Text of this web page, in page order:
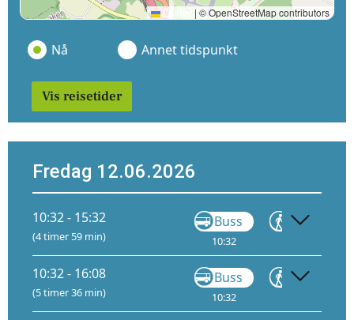
Leaflet | © OpenStreetMap contributors
Nå Annet tidspunkt
Vis reisetider
Fredag 12.06.2026
10:32 - 15:32
(4 timer 59 min)
Buss
10:32
Gå
10:32 - 16:08
(5 timer 36 min)
Buss
10:32
Gå